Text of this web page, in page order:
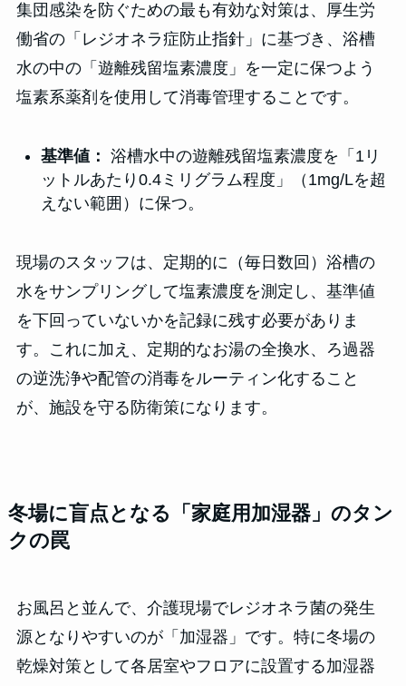
集団感染を防ぐための最も有効な対策は、厚生労
働省の「レジオネラ症防止指針」に基づき、浴槽
水の中の「遊離残留塩素濃度」を一定に保つよう
塩素系薬剤を使用して消毒管理することです。
基準値： 浴槽水中の遊離残留塩素濃度を「1リ
ットルあたり0.4ミリグラム程度」（1mg/Lを超
えない範囲）に保つ。
現場のスタッフは、定期的に（毎日数回）浴槽の
水をサンプリングして塩素濃度を測定し、基準値
を下回っていないかを記録に残す必要がありま
す。これに加え、定期的なお湯の全換水、ろ過器
の逆洗浄や配管の消毒をルーティン化すること
が、施設を守る防衛策になります。
冬場に盲点となる「家庭用加湿器」のタン
クの罠
お風呂と並んで、介護現場でレジオネラ菌の発生
源となりやすいのが「加湿器」です。特に冬場の
乾燥対策として各居室やフロアに設置する加湿器